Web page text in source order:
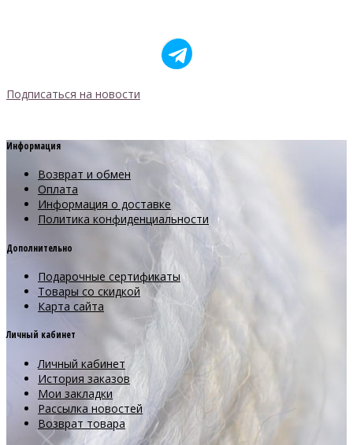
Подписаться на новости
Информация
Возврат и обмен
Оплата
Информация о доставке
Политика конфиденциальности
Дополнительно
Подарочные сертификаты
Товары со скидкой
Карта сайта
Личный кабинет
Личный кабинет
История заказов
Мои закладки
Рассылка новостей
Возврат товара